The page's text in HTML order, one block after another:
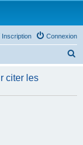
Connexion
Inscription
h
citer les